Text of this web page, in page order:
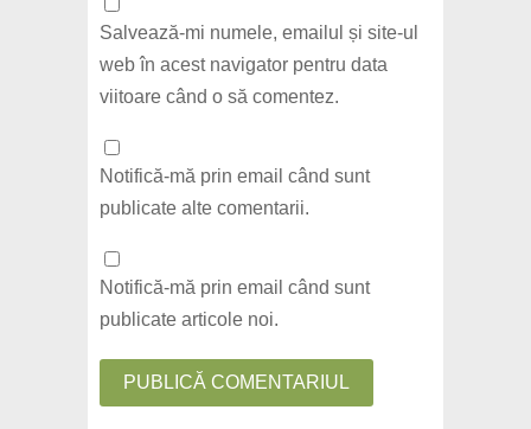
Salvează-mi numele, emailul și site-ul
web în acest navigator pentru data
viitoare când o să comentez.
Notifică-mă prin email când sunt
publicate alte comentarii.
Notifică-mă prin email când sunt
publicate articole noi.